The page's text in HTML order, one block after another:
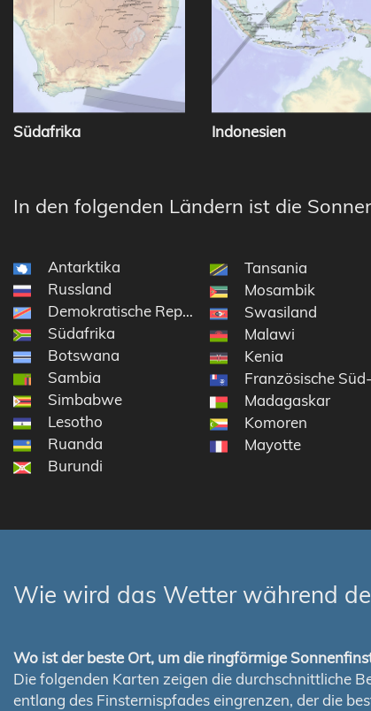
Südafrika Indonesien
In den folgenden Ländern ist die
Antarktika
Russland
Demokratische Republik Kongo
Südafrika
Botswana
Sambia
Simbabwe
Lesotho
Ruanda
Burundi
Tansania
Mosambik
Swasiland
Malawi
Kenia
Französische
Madagaskar
Komoren
Mayotte
Wie wird das Wetter während
Wo ist der beste Ort, um die ringförmige
Die folgenden Karten zeigen die durchschnittliche
entlang des Finsternispfades eingrenzen, der die